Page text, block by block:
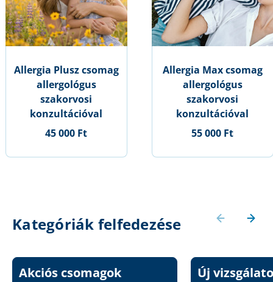
Allergia Plusz csomag
allergológus
szakorvosi
konzultációval
45 000 Ft
Allergia Max csomag
allergológus
szakorvosi
konzultációval
55 000 Ft
Kategóriák felfedezése
Akciós csomagok
Új